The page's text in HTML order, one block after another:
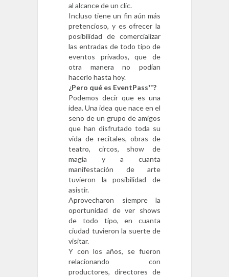
al alcance de un clic.
Incluso tiene un fin aún más
pretencioso, y es ofrecer la
posibilidad de comercializar
las entradas de todo tipo de
eventos privados, que de
otra manera no podían
hacerlo hasta hoy.
¿Pero qué es EventPass™?
Podemos decir que es una
idea. Una idea que nace en el
seno de un grupo de amigos
que han disfrutado toda su
vida de recitales, obras de
teatro, circos, show de
magia y a cuanta
manifestación de arte
tuvieron la posibilidad de
asistir.
Aprovecharon siempre la
oportunidad de ver shows
de todo tipo, en cuanta
ciudad tuvieron la suerte de
visitar.
Y con los años, se fueron
relacionando con
productores, directores de